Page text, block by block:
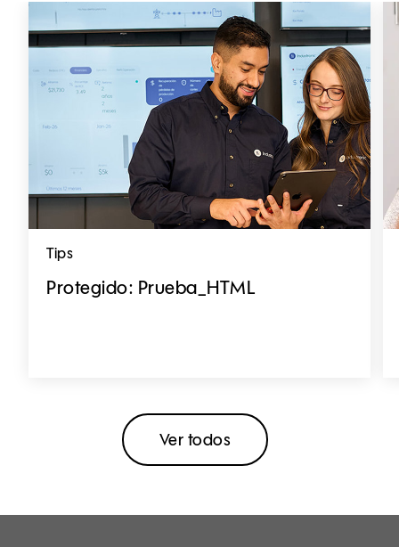
Tips
Protegido: Prueba_HTML
Ver todos